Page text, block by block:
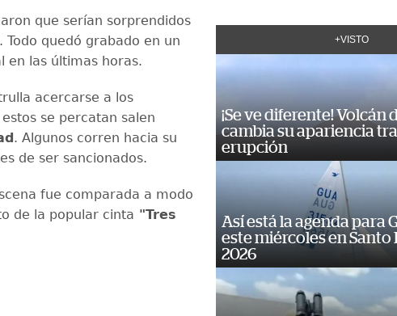
que serían sorprendidos
. Todo quedó grabado en un
en las últimas horas.
acercarse a los
se percatan salen
. Algunos corren hacia su
de ser sancionados.
fue comparada a modo
de la popular cinta "Tres
+VISTO
¡Se ve diferente! Volcán
cambia su apariencia
erupción
Así está la agenda para
este miércoles en Santo
2026